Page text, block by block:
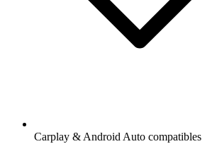
Carplay & Android Auto compatibles